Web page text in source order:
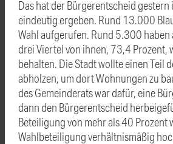
Das hat der Bürgerentscheid gestern
eindeutig ergeben. Rund 13.000
Wahl aufgerufen. Rund 5.300 haben
drei Viertel von ihnen, 73,4 Prozent,
behalten. Die Stadt wollte einen Teil
abholzen, um dort Wohnungen zu
des Gemeinderats war dafür, eine
dann den Bürgerentscheid
Beteiligung von mehr als 40 Prozent
Wahlbeteiligung verhältnismäßig